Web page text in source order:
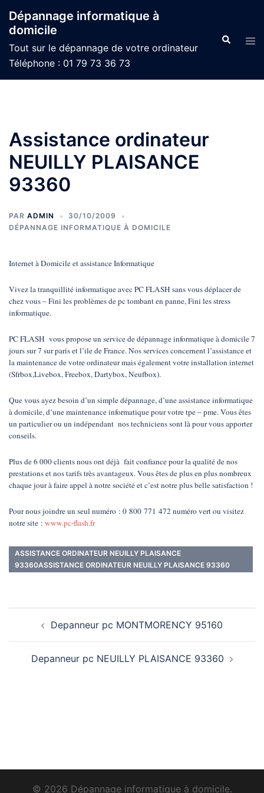
au
contenu
Dépannage informatique à
domicile
Tout sur le dépannage de votre ordinateur
Téléphone : 01 79 73 36 73
Assistance ordinateur
NEUILLY PLAISANCE
93360
PAR ADMIN
30/10/2009
DÉPANNAGE INFORMATIQUE À DOMICILE
Internet à Domicile et assistance Informatique
Vivez la tranquillité informatique avec PC FLASH sans vous déplacer de
chez vous – Fini les problèmes de pc tombant en panne, Fini les stress
informatique.
PC FLASH vous propose un service de dépannage informatique à domicile 7
jours sur 7 sur paris et l’ile de France. Nos services concernent l’assistance et
la maintenance de votre ordinateur mais également votre installation internet
(Sfrbox,Livebox, Freebox, Dartybox, Neufbox).
Que vous ayez besoin d’un simple dépannage, d’une assistance informatique
à domicile, d’une maintenance informatique pour votre tpe – pme. Vous êtes
un particulier ou un indépendant nos techniciens sont là pour vous apporter
conseils.
Plus de 6 000 clients nous ont déjà fait confiance pour la qualité de nos
prestations et nos tarifs très avantageux. Vous êtes de plus en plus nombreux
chaque jour à faire appel à notre société et c’est notre plus belle satisfaction !
Pour nous joindre un seul numéro : 0 800 771 472 numéro vert ou visitez
notre site : www.pc-flash.fr
ASSISTANCE ORDINATEUR NEUILLY PLAISANCE
93360ASSISTANCE ORDINATEUR NEUILLY PLAISANCE 93360
d’articleDepanneur pc MONTMORENCY 95160
Depanneur pc NEUILLY PLAISANCE 93360
© 2026 Dépannage informatique à domicile.